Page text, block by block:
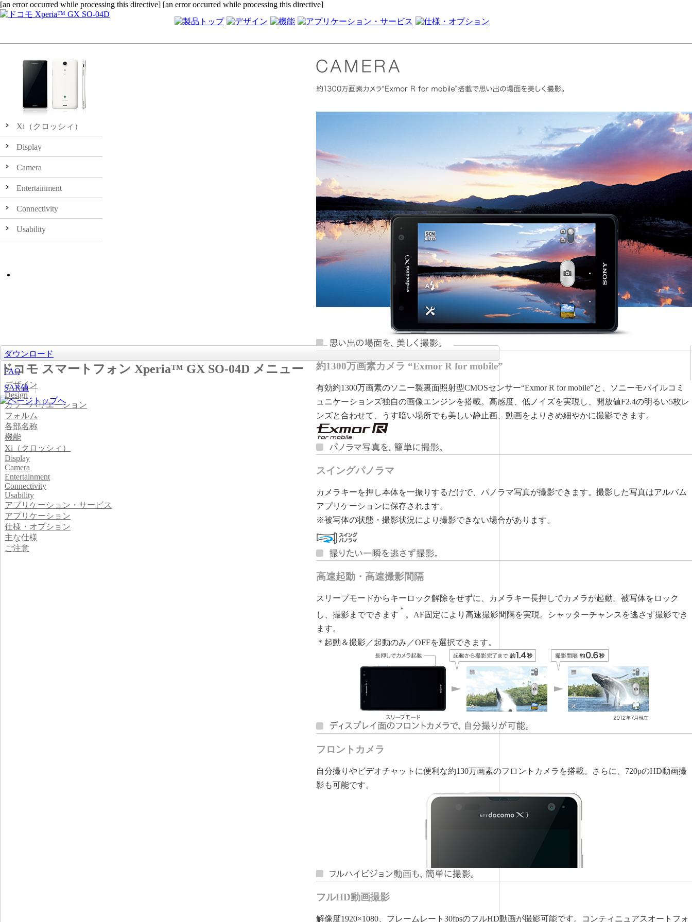
[an error occurred while processing this directive] [an error occurred while processing this directive]
約1300万画素カメラ “Exmor R for mobile”
有効約1300万画素のソニー製裏面照射型CMOSセンサー“Exmor R for mobile”と、ソニーモバイルコミ
ュニケーションズ独自の画像エンジンを搭載。高感度、低ノイズを実現し、開放値F2.4の明るい5枚レ
ンズと合わせて、うす暗い場所でも美しい静止画、動画をよりきめ細やかに撮影できます。
スイングパノラマ
カメラキーを押し本体を一振りするだけで、パノラマ写真が撮影できます。撮影した写真はアルバム
アプリケーションに保存されます。
※被写体の状態・撮影状況により撮影できない場合があります。
高速起動・高速撮影間隔
スリープモードからキーロック解除をせずに、カメラキー長押しでカメラが起動。被写体をロック
し、撮影までできます
＊
。AF固定により高速撮影間隔を実現。シャッターチャンスを逃さず撮影でき
ます。
＊起動＆撮影／起動のみ／OFFを選択できます。
フロントカメラ
自分撮りやビデオチャットに便利な約130万画素のフロントカメラを搭載。さらに、720pのHD動画撮
影も可能です。
フルHD動画撮影
解像度1920×1080、フレームレート30fpsのフルHD動画が撮影可能です。コンティニュアスオートフォ
Xi（クロッシィ）
Display
Camera
Entertainment
Connectivity
Usability
ダウンロード
FAQ
SAR値
ドコモ スマートフォン Xperia™ GX SO-04D メニュー
デザイン
Design
カラーバリエーション
フォルム
各部名称
機能
Xi（クロッシィ）
Display
Camera
Entertainment
Connectivity
Usability
アプリケーション・サービス
アプリケーション
仕様・オプション
主な仕様
ご注意